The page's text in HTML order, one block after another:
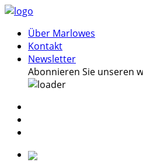
Über Marlowes
Kontakt
Newsletter
Abonnieren Sie unseren